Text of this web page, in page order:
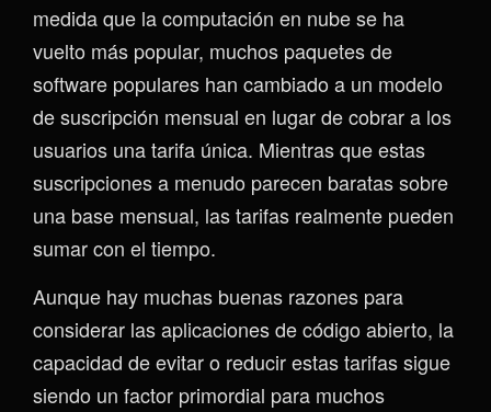
medida que la computación en nube se ha
vuelto más popular, muchos paquetes de
software populares han cambiado a un modelo
de suscripción mensual en lugar de cobrar a los
usuarios una tarifa única. Mientras que estas
suscripciones a menudo parecen baratas sobre
una base mensual, las tarifas realmente pueden
sumar con el tiempo.
Aunque hay muchas buenas razones para
considerar las aplicaciones de código abierto, la
capacidad de evitar o reducir estas tarifas sigue
siendo un factor primordial para muchos